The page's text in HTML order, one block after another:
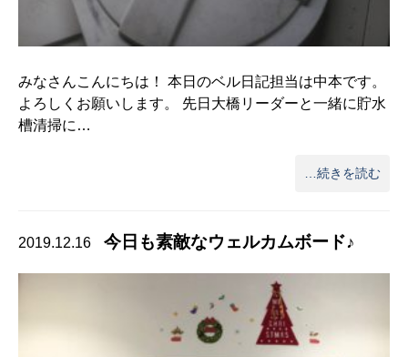
みなさんこんにちは！ 本日のベル日記担当は中本です。
よろしくお願いします。 先日大橋リーダーと一緒に貯水
槽清掃に…
…続きを読む
2019.12.16 今日も素敵なウェルカムボード♪